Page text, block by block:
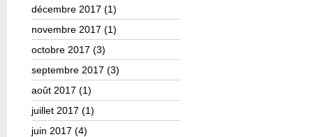
décembre 2017 (1)
novembre 2017 (1)
octobre 2017 (3)
septembre 2017 (3)
août 2017 (1)
juillet 2017 (1)
juin 2017 (4)